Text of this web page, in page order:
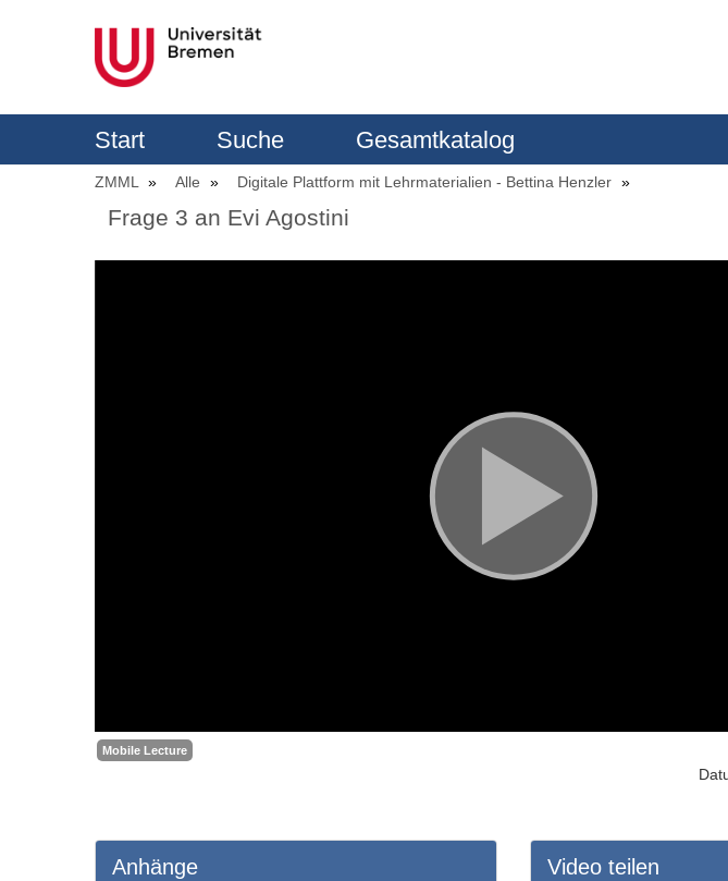
Start Suche Gesamtkatalog
ZMML Alle Digitale Plattform mit Lehrmaterialien - Bettina Henzler
Frage 3 an Evi Agostini
Mobile Lecture
Anhänge Video teilen